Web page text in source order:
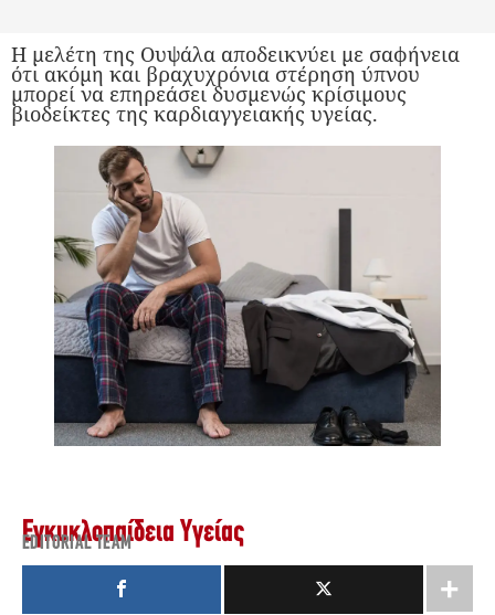
Η μελέτη της Ουψάλα αποδεικνύει με σαφήνεια
ότι ακόμη και βραχυχρόνια στέρηση ύπνου
μπορεί να επηρεάσει δυσμενώς κρίσιμους
βιοδείκτες της καρδιαγγειακής υγείας.
Εγκυκλοπαίδεια Υγείας
EDITORIAL TEAM